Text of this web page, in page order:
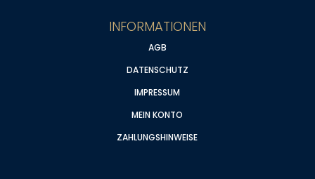
INFORMATIONEN
AGB
DATENSCHUTZ
IMPRESSUM
MEIN KONTO
ZAHLUNGSHINWEISE